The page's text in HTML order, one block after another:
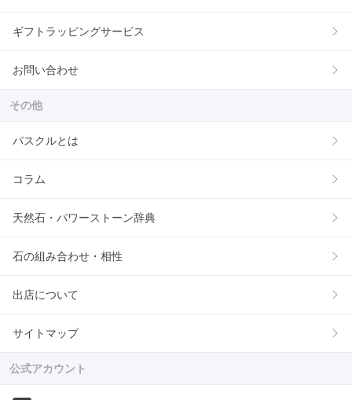
ギフトラッピングサービス
お問い合わせ
その他
パスクルとは
コラム
天然石・パワーストーン辞典
石の組み合わせ・相性
出店について
サイトマップ
公式アカウント